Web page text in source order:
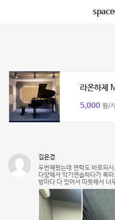
라온하제
5,000 원/
김은경
두번째왔는데 연락도 바로되
다양해서 악기연습하다가 목
방마다 다 있어서 따뜻해서